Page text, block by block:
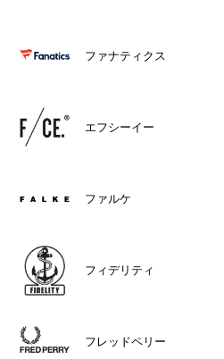
ファナティクス
エフシーイー
ファルケ
フィデリティ
フレッドペリー